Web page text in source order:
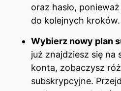
oraz hasło,
do kolejnych kroków.
Wybierz nowy plan
już znajdziesz się na
konta, zobaczysz
subskrypcyjne.